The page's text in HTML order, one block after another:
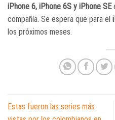
iPhone 6, iPhone 6S y iPhone SE
compañía. Se espera que para el
los próximos meses.
Estas fueron las series más